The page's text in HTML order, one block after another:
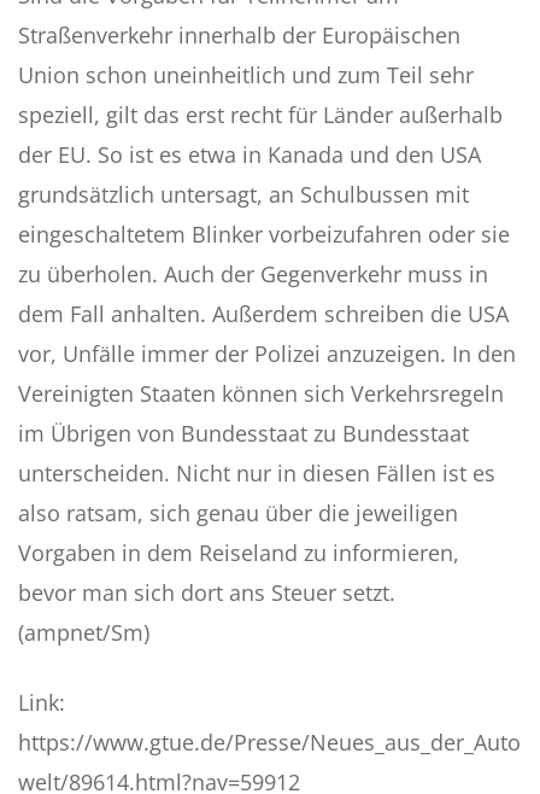
Straßenverkehr innerhalb der Europäischen
Union schon uneinheitlich und zum Teil sehr
speziell, gilt das erst recht für Länder außerhalb
der EU. So ist es etwa in Kanada und den USA
grundsätzlich untersagt, an Schulbussen mit
eingeschaltetem Blinker vorbeizufahren oder sie
zu überholen. Auch der Gegenverkehr muss in
dem Fall anhalten. Außerdem schreiben die USA
vor, Unfälle immer der Polizei anzuzeigen. In den
Vereinigten Staaten können sich Verkehrsregeln
im Übrigen von Bundesstaat zu Bundesstaat
unterscheiden. Nicht nur in diesen Fällen ist es
also ratsam, sich genau über die jeweiligen
Vorgaben in dem Reiseland zu informieren,
bevor man sich dort ans Steuer setzt.
(ampnet/Sm)
Link:
https://www.gtue.de/Presse/Neues_aus_der_Auto
welt/89614.html?nav=59912